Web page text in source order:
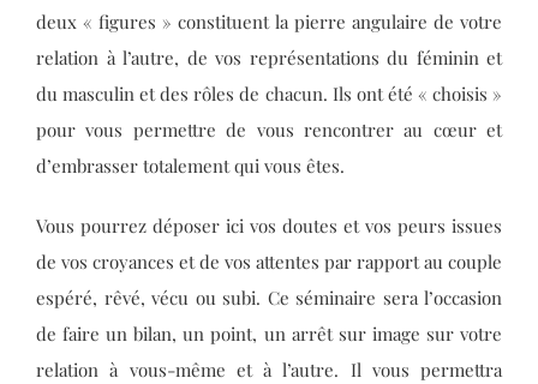
deux « figures » constituent la pierre angulaire de votre
relation à l’autre, de vos représentations du féminin et
du masculin et des rôles de chacun. Ils ont été « choisis »
pour vous permettre de vous rencontrer au cœur et
d’embrasser totalement qui vous êtes.
Vous pourrez déposer ici vos doutes et vos peurs issues
de vos croyances et de vos attentes par rapport au couple
espéré, rêvé, vécu ou subi. Ce séminaire sera l’occasion
de faire un bilan, un point, un arrêt sur image sur votre
relation à vous-même et à l’autre. Il vous permettra